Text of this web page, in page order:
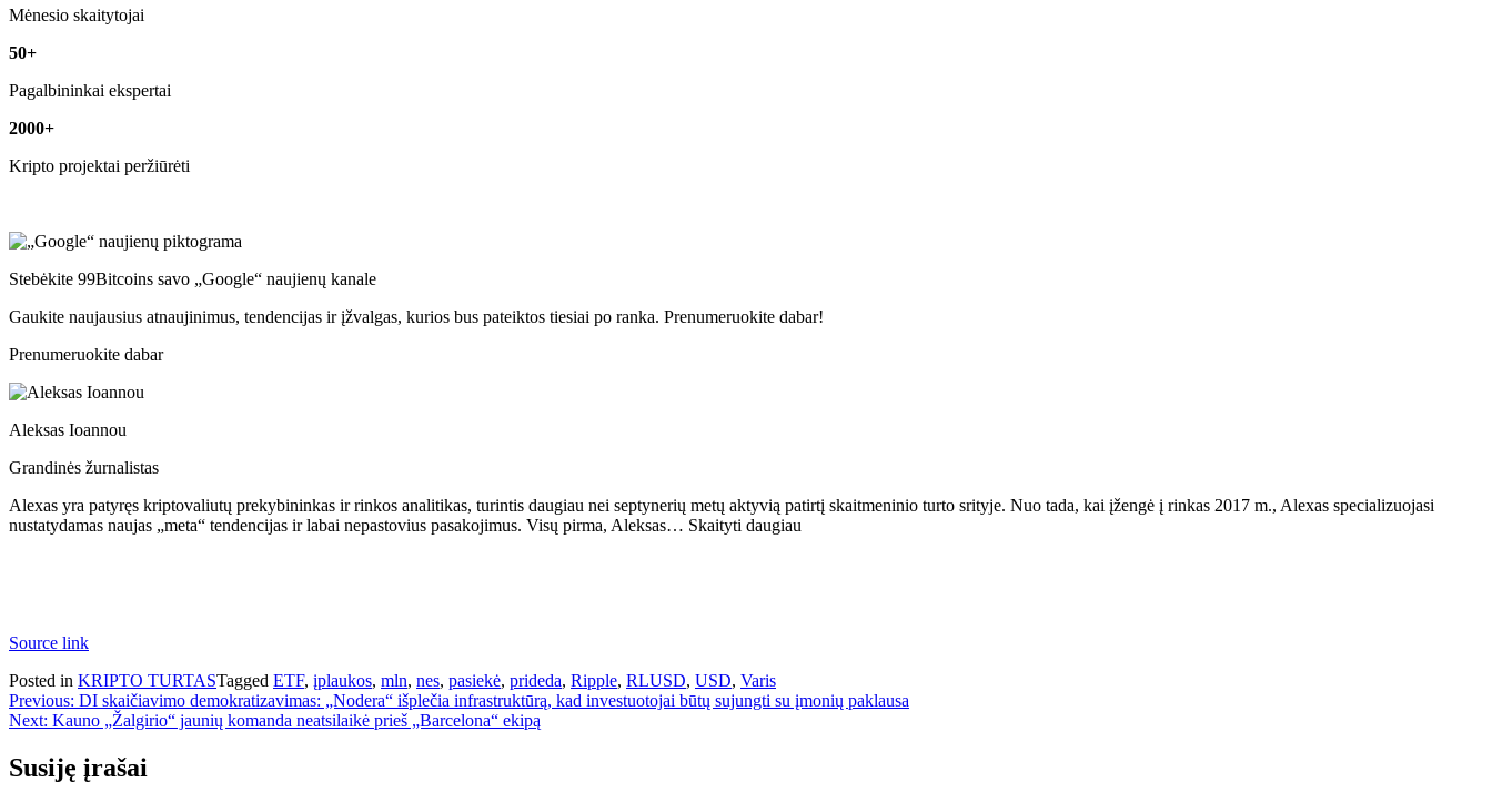
Mėnesio skaitytojai
50+
Pagalbininkai ekspertai
2000+
Kripto projektai peržiūrėti
Stebėkite 99Bitcoins savo „Google“ naujienų kanale
Gaukite naujausius atnaujinimus, tendencijas ir įžvalgas, kurios bus pateiktos tiesiai po ranka. Prenumeruokite dabar!
Prenumeruokite dabar
Aleksas Ioannou
Grandinės žurnalistas
Alexas yra patyręs kriptovaliutų prekybininkas ir rinkos analitikas, turintis daugiau nei septynerių metų aktyvią patirtį skaitmeninio turto srityje. Nuo tada, kai įžengė į rinkas 2017 m., Alexas specializuojasi
nustatydamas naujas „meta“ tendencijas ir labai nepastovius pasakojimus. Visų pirma, Aleksas… Skaityti daugiau
Source link
Posted in KRIPTO TURTASTagged ETF, įplaukos, mln, nes, pasiekė, prideda, Ripple, RLUSD, USD, Varis
Navigacija
tarp
įrašų
Previous: DI skaičiavimo demokratizavimas: „Nodera“ išplečia infrastruktūrą, kad investuotojai būtų sujungti su įmonių paklausa
Next: Kauno „Žalgirio“ jaunių komanda neatsilaikė prieš „Barcelona“ ekipą
Susiję įrašai